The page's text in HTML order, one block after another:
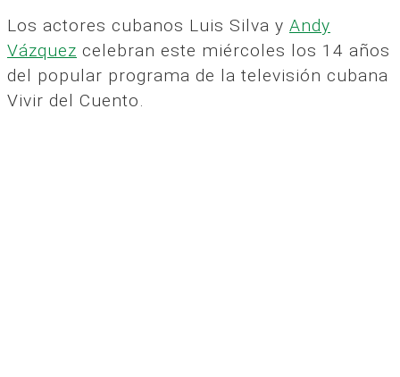
Los actores cubanos Luis Silva y Andy
Vázquez celebran este miércoles los 14 años
del popular programa de la televisión cubana
Vivir del Cuento.